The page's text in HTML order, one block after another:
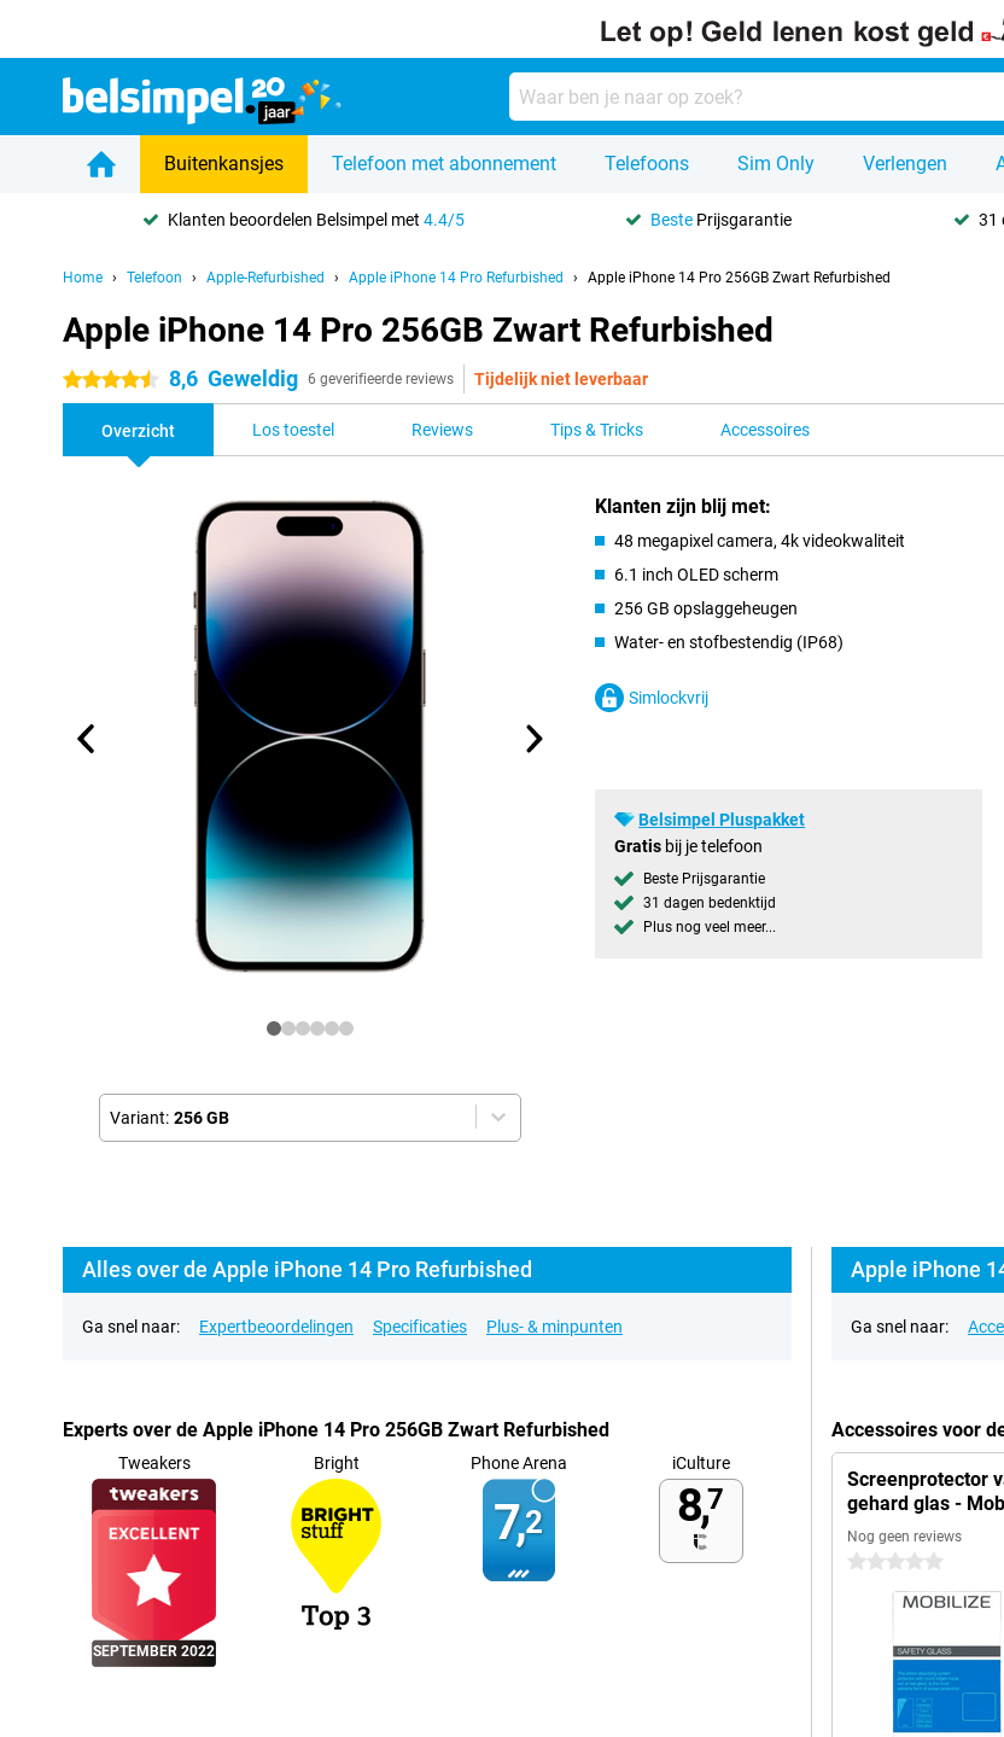
Buitenkansjes Telefoon met abonnement Telefoons Sim Only Verlengen
Klanten beoordelen Belsimpel met4.4/5 Beste Prijsgarantie 31
Home Telefoon Apple-Refurbished Apple iPhone 14 Pro Refurbished Apple iPhone 14 Pro 256GB Zwart Refurbished
Apple iPhone 14 Pro 256GB Zwart Refurbished
4.5 sterren 8,6 Geweldig 6 geverifieerde reviews Tijdelijk niet leverbaar
Overzicht Los toestel Reviews Tips & Tricks Accessoires
Variant: 256 GB
Klanten zijn blij met:
48 megapixel camera, 4k videokwaliteit
6.1 inch OLED scherm
256 GB opslaggeheugen
Water- en stofbestendig (IP68)
Simlockvrij
Belsimpel Pluspakket
Gratis bij je telefoon
Beste Prijsgarantie
31 dagen bedenktijd
Plus nog veel meer...
Alles over de Apple iPhone 14 Pro Refurbished
Ga snel naar: Expertbeoordelingen Specificaties Plus- & minpunten
Experts over de Apple iPhone 14 Pro 256GB Zwart Refurbished
Tweakers
SEPTEMBER 2022
Bright Phone Arena
7,2
iCulture
8,7
Apple iPhone
Ga snel naar:
Accessoires voor
Screenprotector
gehard glas -
Nog geen reviews
0 sterren